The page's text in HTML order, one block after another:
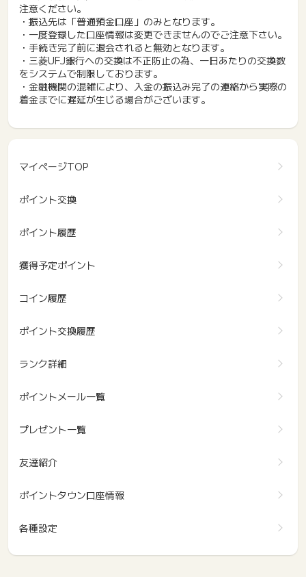
注意ください。
・振込先は「普通預金口座」のみとなります。
・一度登録した口座情報は変更できませんのでご注意下さい。
・手続き完了前に退会されると無効となります。
・三菱UFJ銀行への交換は不正防止の為、一日あたりの交換数
をシステムで制限しております。
・金融機関の混雑により、入金の振込み完了の連絡から実際の
着金までに遅延が生じる場合がございます。
マイページTOP
ポイント交換
ポイント履歴
獲得予定ポイント
コイン履歴
ポイント交換履歴
ランク詳細
ポイントメール一覧
プレゼント一覧
友達紹介
ポイントタウン口座情報
各種設定